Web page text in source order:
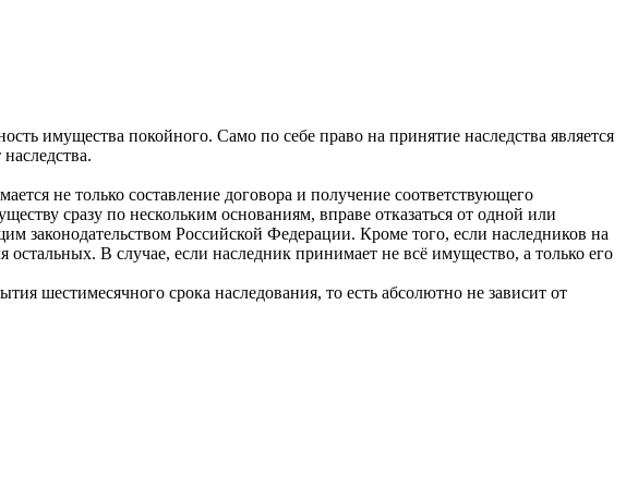
имущества покойного. Само по себе право на принятие наследства является
не только составление договора и получение соответствующего
сразу по нескольким основаниям, вправе отказаться от одной или
законодательством Российской Федерации. Кроме того, если наследников на
остальных. В случае, если наследник принимает не всё имущество, а только его
шестимесячного срока наследования, то есть абсолютно не зависит от